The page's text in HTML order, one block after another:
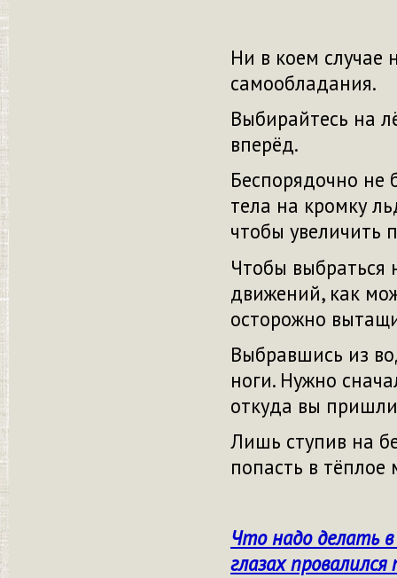
Ни в коем случае
самообладания.
Выбирайтесь на
вперёд.
Беспорядочно не
тела на кромку
чтобы увеличить
Чтобы выбраться
движений, как
осторожно
Выбравшись из
ноги. Нужно
откуда вы
Лишь ступив на
попасть в тёплое
Что надо делать
глазах провалился